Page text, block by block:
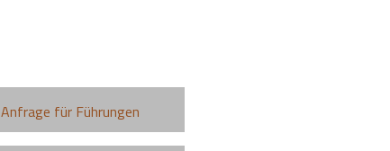
Anfrage für Führungen